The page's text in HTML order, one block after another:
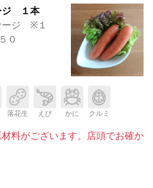
ジ １本
ージ ※１
０
落花生 えび かに クルミ
料がございます。店頭でお確か